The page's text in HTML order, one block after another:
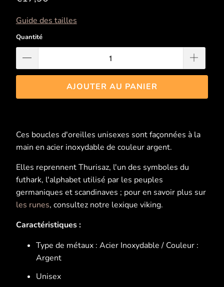
Guide des tailles
Quantité
AJOUTER AU PANIER
Ces boucles d'oreilles unisexes sont façonnées à la
main en acier inoxydable de couleur argent.
Elles reprennent Thurisaz, l'un des symboles du
futhark, l'alphabet utilisé par les peuples
germaniques et scandinaves ; pour en savoir plus sur
les runes, consultez notre lexique viking.
Caractéristiques :
Type de métaux : Acier Inoxydable / Couleur :
Argent
Unisex